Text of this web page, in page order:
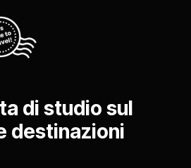
di studio sul
destinazioni